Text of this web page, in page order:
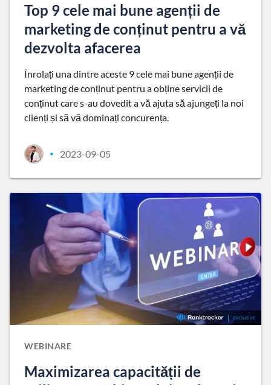
Top 9 cele mai bune agenții de
marketing de conținut pentru a vă
dezvolta afacerea
Înrolați una dintre aceste 9 cele mai bune agenții de
marketing de conținut pentru a obține servicii de
conținut care s-au dovedit a vă ajuta să ajungeți la noi
clienți și să vă dominați concurența.
• 2023-09-05
WEBINARE
Maximizarea capacității de